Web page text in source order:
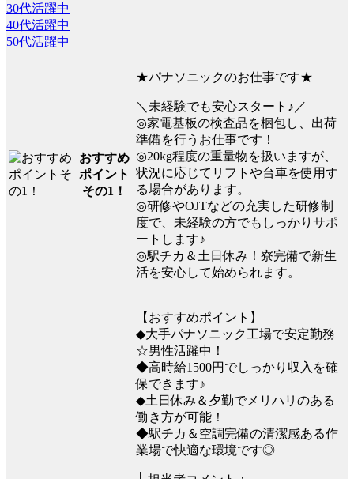
30代活躍中
40代活躍中
50代活躍中
おすすめ
ポイント
その1！
★パナソニックのお仕事です★
＼未経験でも安心スタート♪／
◎家電基板の検査品を梱包し、出荷
準備を行うお仕事です！
◎20kg程度の重量物を扱いますが、
状況に応じてリフトや台車を使用す
る場合があります。
◎研修やOJTなどの充実した研修制
度で、未経験の方でもしっかりサポ
ートします♪
◎駅チカ＆土日休み！寮完備で新生
活を安心して始められます。
【おすすめポイント】
◆大手パナソニック工場で安定勤務
☆男性活躍中！
◆高時給1500円でしっかり収入を確
保できます♪
◆土日休み＆夕勤でメリハリのある
働き方が可能！
◆駅チカ＆空調完備の清潔感ある作
業場で快適な環境です◎